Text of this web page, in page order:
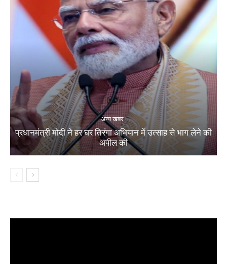
अन्य खबर
प्रधानमंत्री मोदी ने हर घर तिरंगा अभियान में उत्साह से भाग लेने की
अपील की